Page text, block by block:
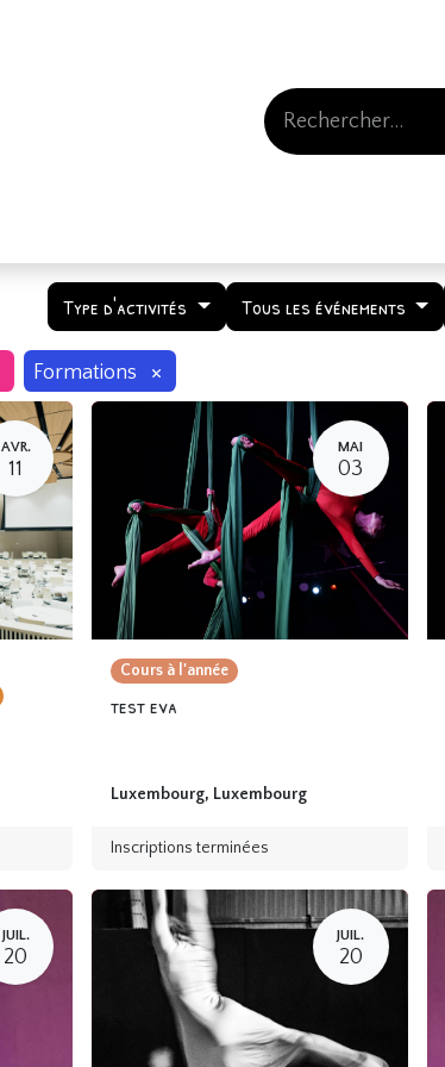
Type d'activités Tous les événements
Formations ×
AVR.
11
MAI
03
Cours à l'année
test eva
Luxembourg, Luxembourg
Inscriptions terminées
JUIL.
20
JUIL.
20